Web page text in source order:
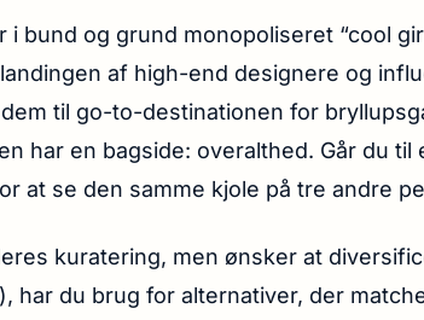
i bund og grund monopoliseret “cool
af high-end designere og
til go-to-destinationen for
har en bagside: overalthed. Går du
at se den samme kjole på tre andre
kuratering, men ønsker at
har du brug for alternativer, der